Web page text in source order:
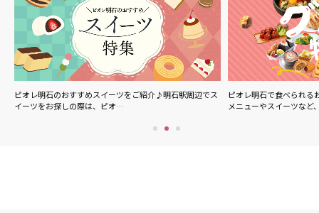
ピオレ明石のおすすめスイーツをご紹介♪明石駅周辺でス
イーツをお探しの際は、ピオ…
ピオレ明石で食べられる
メニューやスイーツなど